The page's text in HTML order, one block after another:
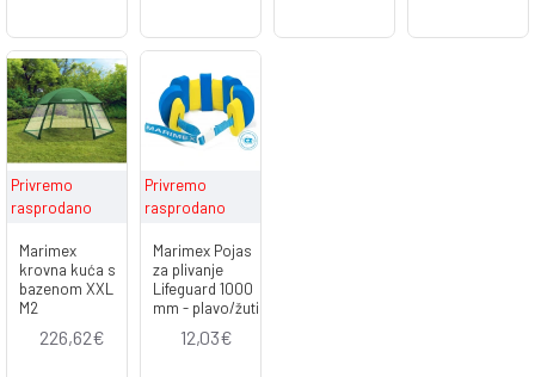
Privremo
rasprodano
Marimex
krovna kuća s
bazenom XXL
M2
226,62€
Privremo
rasprodano
Marimex Pojas
za plivanje
Lifeguard 1000
mm - plavo/žuti
12,03€